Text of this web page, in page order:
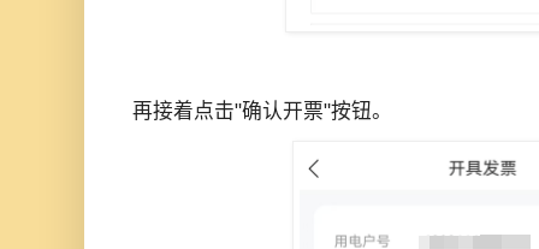
再接着点击"确认开票"按钮。